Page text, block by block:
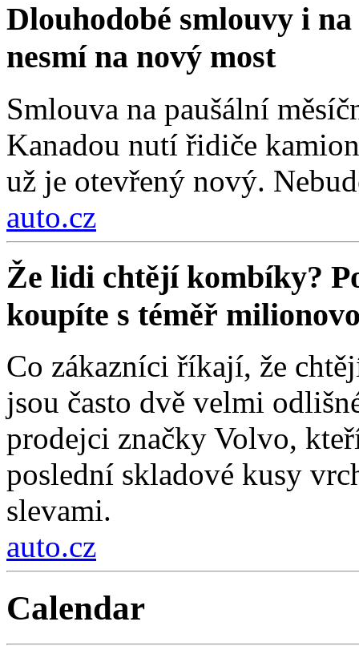
Dlouhodobé smlouvy i
nesmí na nový most
Smlouva na paušální
Kanadou nutí řidiče
už je otevřený nový.
auto.cz
Že lidi chtějí kombíky?
koupíte s téměř
Co zákazníci říkají, že
jsou často dvě velmi
prodejci značky Volvo,
poslední skladové kusy
slevami.
auto.cz
Calendar